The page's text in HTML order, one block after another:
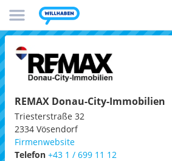
REMAX Donau-City-Immobilien
Triesterstraße 32
2334 Vösendorf
Firmenwebsite
Telefon +43 1 / 699 11 12